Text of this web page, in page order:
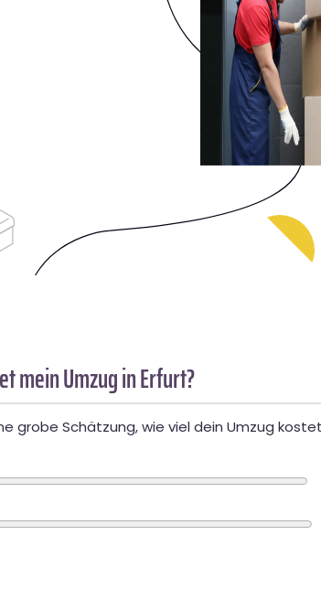
mein Umzug in Erfurt?
grobe Schätzung, wie viel dein Umzug